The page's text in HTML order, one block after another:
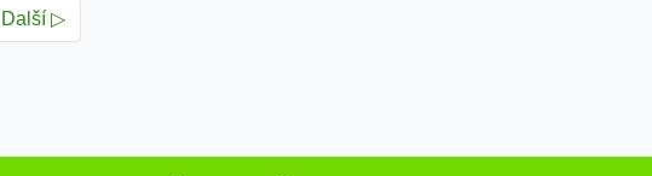
Další ▷